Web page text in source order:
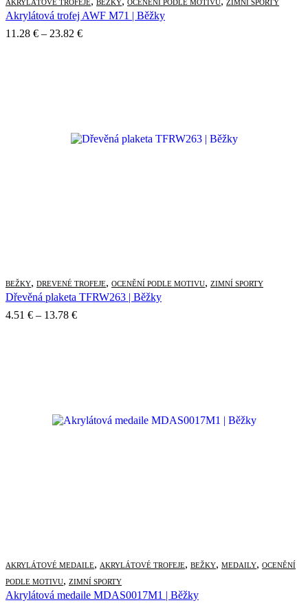
AKRYLÁTOVÉ TROFEJE BEŽKY OCENĚNÍ PODLE MOTIVU ZIMNÍ SPORTY
Akrylátová trofej AWF M71 | Běžky
11.28 € – 23.82 €Price
BEŽKY, DREVENÉ TROFEJE, OCENĚNÍ PODLE MOTIVU, ZIMNÍ SPORTY
Dřevěná plaketa TFRW263 | Běžky
4.51 € – 13.78 €Price
AKRYLÁTOVÉ MEDAILE, AKRYLÁTOVÉ TROFEJE, BEŽKY, MEDAILY, OCENĚNÍ
PODLE MOTIVU, ZIMNÍ SPORTY
Akrylátová medaile MDAS0017M1 | Běžky